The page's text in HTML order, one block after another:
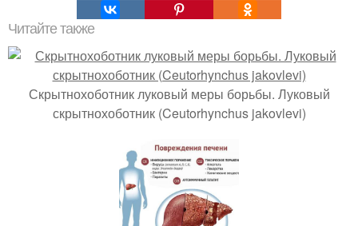
Читайте также
Скрытнохоботник луковый меры борьбы. Луковый
скрытнохоботник (Ceutorhynchus jakovlevi)